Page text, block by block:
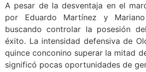
A pesar de la desventaja en el
por Eduardo Martínez y
buscando controlar la posesión
éxito. La intensidad defensiva de
quince conconino superar la mitad
significó pocas oportunidades de